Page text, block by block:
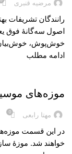
مرضیه قنبری
رانندگان تشريفات
اصول سه‌گانۀ فوق
خوش‌پوش،
ادامه مطلب
موزه‌های
مهتا رابعی 0
در این قسمت
خواهند شد. موزۀ